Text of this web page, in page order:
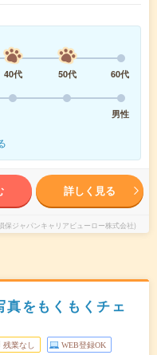
40代 50代
60代
男性
詳しく見る
保ジャパンキャリアビューロー株式会社)
真をもくもくチェ
残業なし WEB登録OK